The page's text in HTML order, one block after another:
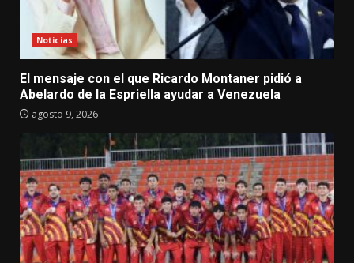
Noticias
El mensaje con el que Ricardo Montaner pidió a
Abelardo de la Espriella ayudar a Venezuela
agosto 9, 2026